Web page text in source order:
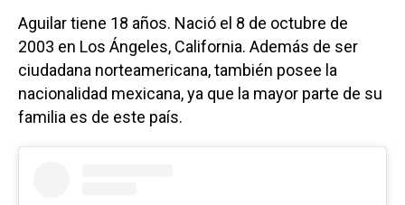
Aguilar tiene 18 años. Nació el 8 de octubre de
2003 en Los Ángeles, California. Además de ser
ciudadana norteamericana, también posee la
nacionalidad mexicana, ya que la mayor parte de su
familia es de este país.